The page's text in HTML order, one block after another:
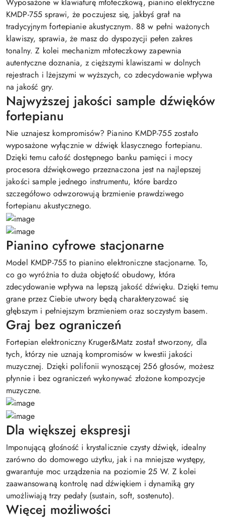
Wyposażone w klawiaturę młoteczkową, pianino elektryczne
KMDP-755 sprawi, że poczujesz się, jakbyś grał na
tradycyjnym fortepianie akustycznym. 88 w pełni ważonych
klawiszy, sprawia, że masz do dyspozycji pełen zakres
tonalny. Z kolei mechanizm młoteczkowy zapewnia
autentyczne doznania, z cięższymi klawiszami w dolnych
rejestrach i lżejszymi w wyższych, co zdecydowanie wpływa
na jakość gry.
Najwyższej jakości sample dźwięków
fortepianu
Nie uznajesz kompromisów? Pianino KMDP-755 zostało
wyposażone wyłącznie w dźwięk klasycznego fortepianu.
Dzięki temu całość dostępnego banku pamięci i mocy
procesora dźwiękowego przeznaczona jest na najlepszej
jakości sample jednego instrumentu, które bardzo
szczegółowo odwzorowują brzmienie prawdziwego
fortepianu akustycznego.
Pianino cyfrowe stacjonarne
Model KMDP-755 to pianino elektroniczne stacjonarne. To,
co go wyróżnia to duża objętość obudowy, która
zdecydowanie wpływa na lepszą jakość dźwięku. Dzięki temu
grane przez Ciebie utwory będą charakteryzować się
głębszym i pełniejszym brzmieniem oraz soczystym basem.
Graj bez ograniczeń
Fortepian elektroniczny Kruger&Matz został stworzony, dla
tych, którzy nie uznają kompromisów w kwestii jakości
muzycznej. Dzięki polifonii wynoszącej 256 głosów, możesz
płynnie i bez ograniczeń wykonywać złożone kompozycje
muzyczne.
Dla większej ekspresji
Imponującą głośność i krystalicznie czysty dźwięk, idealny
zarówno do domowego użytku, jak i na mniejsze występy,
gwarantuje moc urządzenia na poziomie 25 W. Z kolei
zaawansowaną kontrolę nad dźwiękiem i dynamiką gry
umożliwiają trzy pedały (sustain, soft, sostenuto).
Więcej możliwości